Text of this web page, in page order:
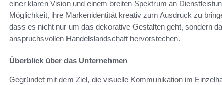
einer klaren Vision und einem breiten Spektrum an
Möglichkeit, ihre Markenidentität kreativ zum Ausdruck zu
dass es nicht nur um das dekorative Gestalten geht, sondern
anspruchsvollen Handelslandschaft hervorstechen.
Überblick über das Unternehmen
Gegründet mit dem Ziel, die visuelle Kommunikation im